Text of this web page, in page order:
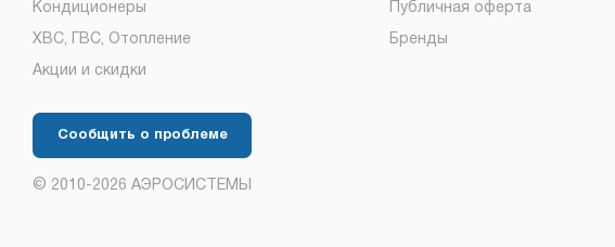
Кондиционеры
ХВС, ГВС, Отопление
Акции и скидки
Публичная оферта
Бренды
Сообщить о проблеме
© 2010-2026 АЭРОСИСТЕМЫ